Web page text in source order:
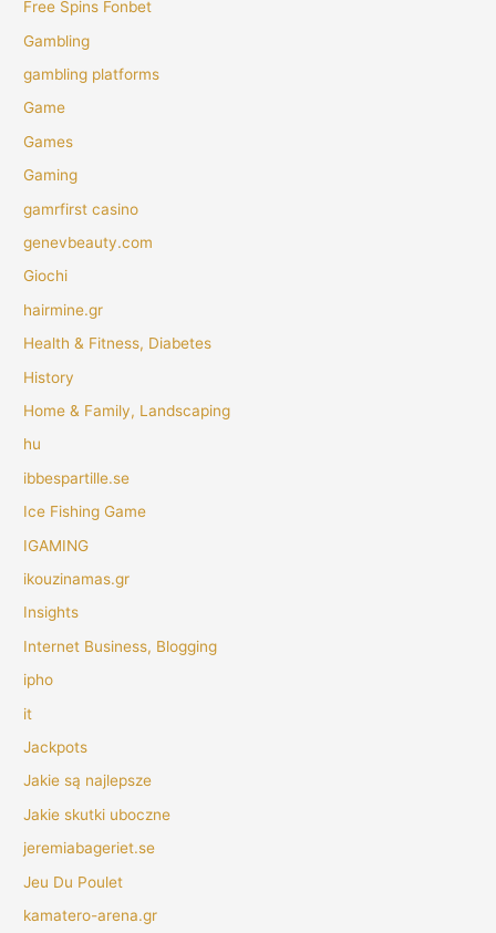
Free Spins Fonbet
Gambling
gambling platforms
Game
Games
Gaming
gamrfirst casino
genevbeauty.com
Giochi
hairmine.gr
Health & Fitness, Diabetes
History
Home & Family, Landscaping
hu
ibbespartille.se
Ice Fishing Game
IGAMING
ikouzinamas.gr
Insights
Internet Business, Blogging
ipho
it
Jackpots
Jakie są najlepsze
Jakie skutki uboczne
jeremiabageriet.se
Jeu Du Poulet
kamatero-arena.gr